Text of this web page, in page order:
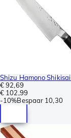
Shizu Hamono
€ 92,69
€ 102,99
-10%Bespaar 10,30